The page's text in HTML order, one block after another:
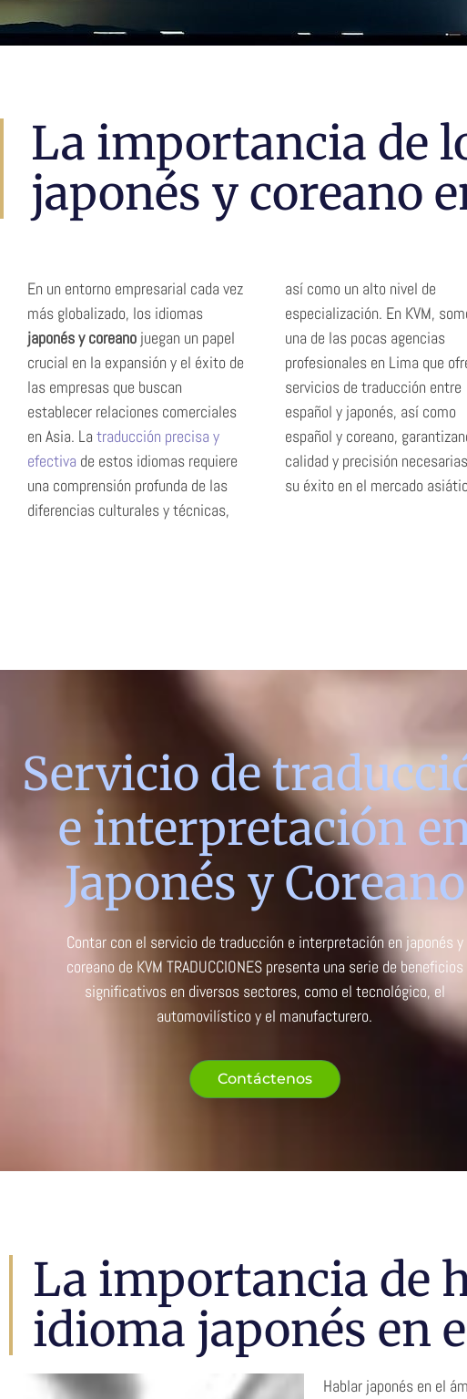
Traducción
Japonés y
Coreano
La importancia de
japonés y coreano
En un entorno empresarial cada vez
más globalizado, los idiomas
japonés y coreano juegan un papel
crucial en la expansión y el éxito de
las empresas que buscan
establecer relaciones comerciales
en Asia. La traducción precisa y
efectiva de estos idiomas requiere
una comprensión profunda de las
diferencias culturales y técnicas,
así como un alto nivel de
especialización. En KVM,
una de las pocas agencias
profesionales en Lima que
servicios de traducción entre
español y japonés, así como
español y coreano,
calidad y precisión necesarias para
su éxito en el mercado
Servicio de
e interpretación
Japonés y Coreano
Contar con el servicio de traducción e interpretación en japonés y
coreano de KVM TRADUCCIONES presenta una serie de beneficios
significativos en diversos sectores, como el tecnológico, el
automovilístico y el manufacturero.
Contáctenos
La importancia de
idioma japonés en
Hablar japonés en el